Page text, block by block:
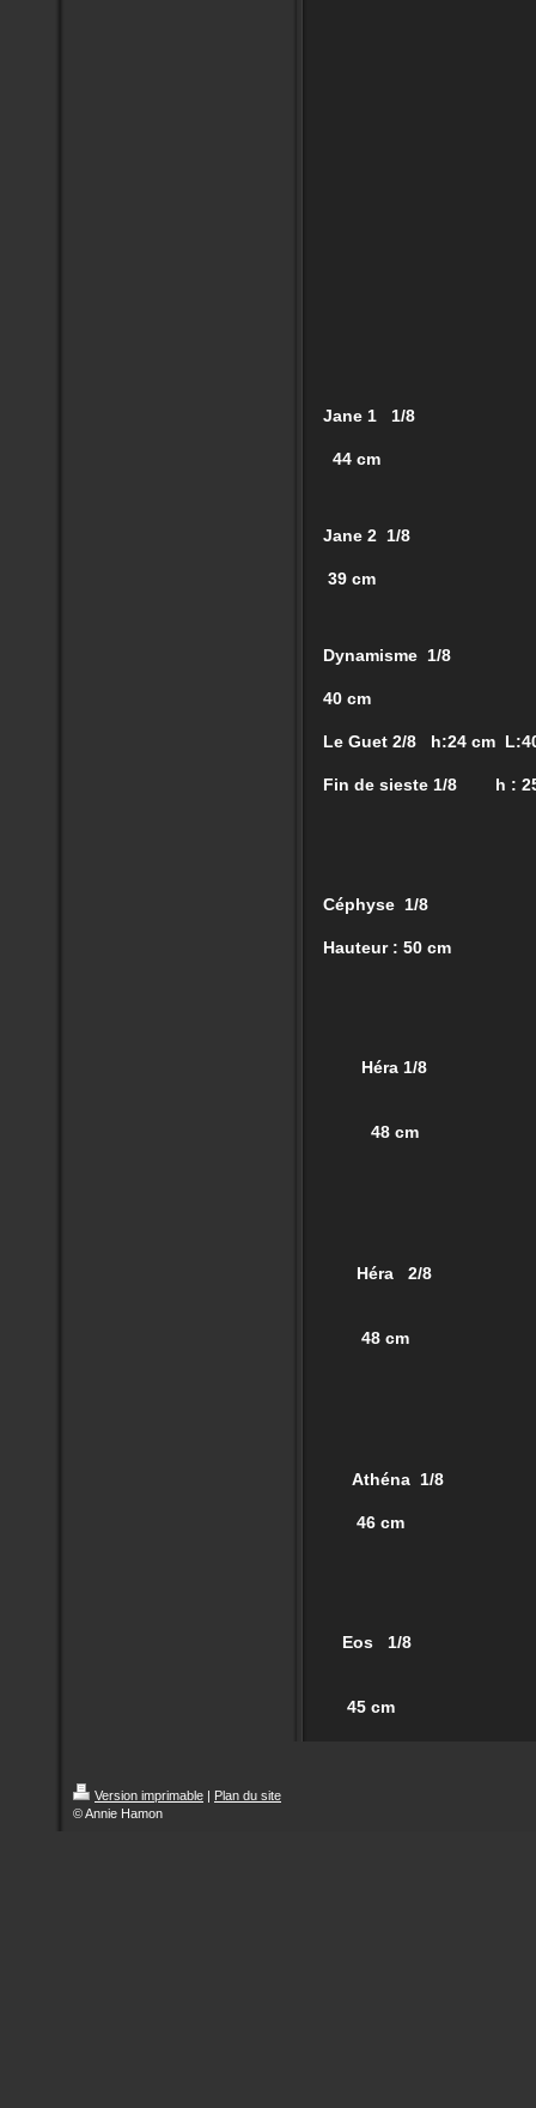
Jane 1 1/8
44 cm
Jane 2 1/8
39 cm
Dynamisme 1/8
40 cm
Le Guet 2/8 h:24 cm
Fin de sieste 1/8 h :
Céphyse 1/8
Hauteur : 50 cm
Héra 1/8
48 cm
Héra 2/8
48 cm
Athéna 1/8
46 cm
Eos 1/8
45 cm
Version imprimable | Plan du site
© Annie Hamon